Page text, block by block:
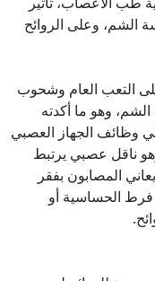
الشم، وعلى الروائح
التعب العام وشحوب
وهو ما أكدته
وظائف الجهاز العصبي
ناقل عصبي يرتبط
المصابون بفقر
الحساسية أو